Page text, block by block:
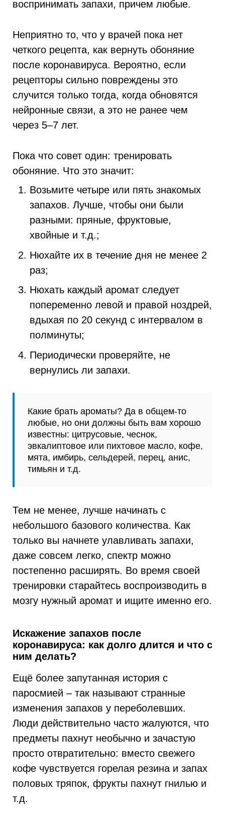
воспринимать запахи, причем любые.
Неприятно то, что у врачей пока нет
четкого рецепта, как вернуть обоняние
после коронавируса. Вероятно, если
рецепторы сильно повреждены это
случится только тогда, когда обновятся
нейронные связи, а это не ранее чем
через 5–7 лет.
Пока что совет один: тренировать
обоняние. Что это значит:
Возьмите четыре или пять знакомых
запахов. Лучше, чтобы они были
разными: пряные, фруктовые,
хвойные и т.д.;
Нюхайте их в течение дня не менее 2
раз;
Нюхать каждый аромат следует
попеременно левой и правой ноздрей,
вдыхая по 20 секунд с интервалом в
полминуты;
Периодически проверяйте, не
вернулись ли запахи.
Какие брать ароматы? Да в общем-то
любые, но они должны быть вам хорошо
известны: цитрусовые, чеснок,
эвкалиптовое или пихтовое масло, кофе,
мята, имбирь, сельдерей, перец, анис,
тимьян и т.д.
Тем не менее, лучше начинать с
небольшого базового количества. Как
только вы начнете улавливать запахи,
даже совсем легко, спектр можно
постепенно расширять. Во время своей
тренировки старайтесь воспроизводить в
мозгу нужный аромат и ищите именно его.
Искажение запахов после
коронавируса: как долго длится и что с
ним делать?
Ещё более запутанная история с
паросмией – так называют странные
изменения запахов у переболевших.
Люди действительно часто жалуются, что
предметы пахнут необычно и зачастую
просто отвратительно: вместо свежего
кофе чувствуется горелая резина и запах
половых тряпок, фрукты пахнут гнилью и
т.д.